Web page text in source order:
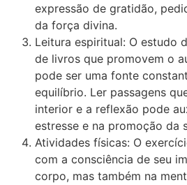
expressão de gratidão,
da força divina.
Leitura espiritual: O estudo
de livros que promovem o
pode ser uma fonte
equilíbrio. Ler passagens
interior e a reflexão pode
estresse e na promoção da
Atividades físicas: O
com a consciência de seu
corpo, mas também na